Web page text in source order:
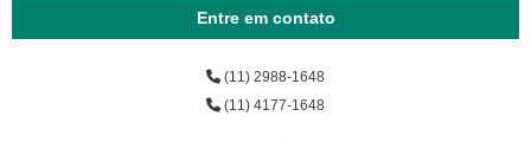
Entre em contato
(11) 2988-1648
(11) 4177-1648